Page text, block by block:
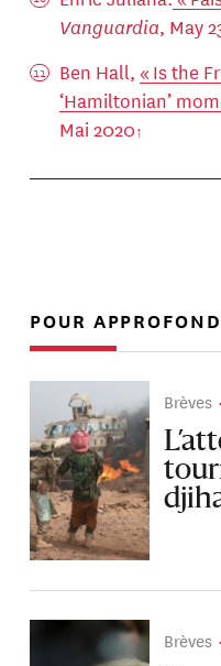
Vanguardia, May
Ben Hall, « Is the
‘Hamiltonian’
Mai 2020
POUR
Brèves
Brèves